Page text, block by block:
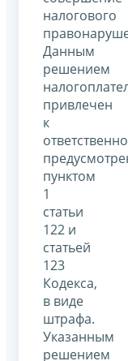
налогового
Данным
решением
привлечен
к
пунктом
1
статьи
122 и
статьей
123
Кодекса,
в виде
штрафа.
Указанным
решением